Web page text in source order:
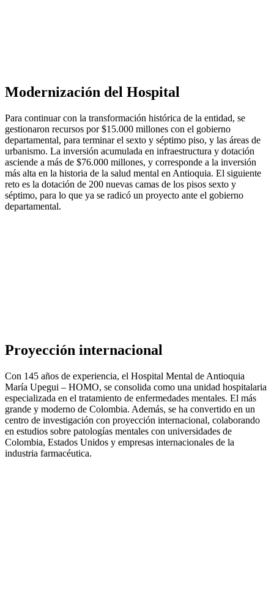
Modernización del Hospital
Para continuar con la transformación histórica de la entidad, se
gestionaron recursos por $15.000 millones con el gobierno
departamental, para terminar el sexto y séptimo piso, y las áreas de
urbanismo. La inversión acumulada en infraestructura y dotación
asciende a más de $76.000 millones, y corresponde a la inversión
más alta en la historia de la salud mental en Antioquia. El siguiente
reto es la dotación de 200 nuevas camas de los pisos sexto y
séptimo, para lo que ya se radicó un proyecto ante el gobierno
departamental.
Proyección internacional
Con 145 años de experiencia, el Hospital Mental de Antioquia
María Upegui – HOMO, se consolida como una unidad hospitalaria
especializada en el tratamiento de enfermedades mentales. El más
grande y moderno de Colombia. Además, se ha convertido en un
centro de investigación con proyección internacional, colaborando
en estudios sobre patologías mentales con universidades de
Colombia, Estados Unidos y empresas internacionales de la
industria farmacéutica.